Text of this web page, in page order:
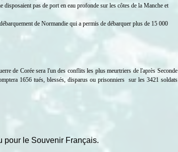
pas de port en eau profonde sur les côtes de la Manche et
de Normandie qui a permis de débarquer plus de 15 000
de Corée sera l'un des conflits les plus meurtriers de l'après Seconde
1656 tués, blessés, disparus ou prisonniers sur les 3421 soldats
pour le Souvenir Français.